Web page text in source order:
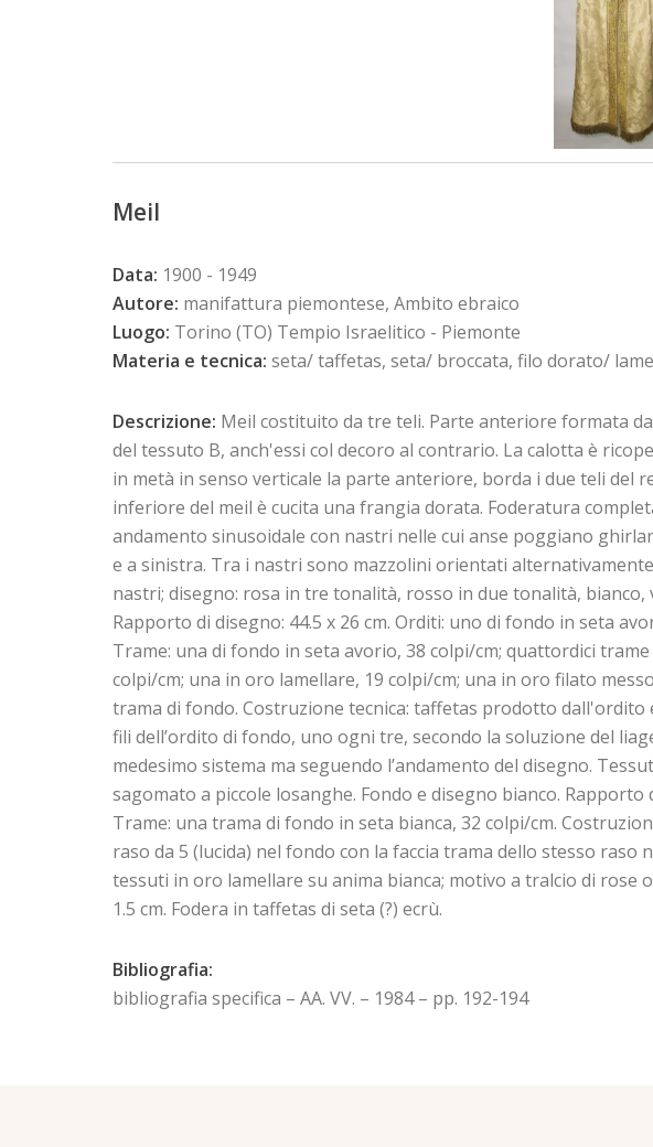
Meil
Data: 1900 - 1949
Autore: manifattura piemontese, Ambito ebraico
Luogo: Torino (TO) Tempio Israelitico - Piemonte
Materia e tecnica: seta/ taffetas, seta/ broccata, filo dorato/
Descrizione: Meil costituito da tre teli. Parte anteriore formata
del tessuto B, anch'essi col decoro al contrario. La calotta è
in metà in senso verticale la parte anteriore, borda i due teli del
inferiore del meil è cucita una frangia dorata. Foderatura
andamento sinusoidale con nastri nelle cui anse poggiano
e a sinistra. Tra i nastri sono mazzolini orientati
nastri; disegno: rosa in tre tonalità, rosso in due tonalità,
Rapporto di disegno: 44.5 x 26 cm. Orditi: uno di fondo in seta
Trame: una di fondo in seta avorio, 38 colpi/cm; quattordici
colpi/cm; una in oro lamellare, 19 colpi/cm; una in oro filato
trama di fondo. Costruzione tecnica: taffetas prodotto
fili dell’ordito di fondo, uno ogni tre, secondo la soluzione del
medesimo sistema ma seguendo l’andamento del disegno.
sagomato a piccole losanghe. Fondo e disegno bianco.
Trame: una trama di fondo in seta bianca, 32 colpi/cm.
raso da 5 (lucida) nel fondo con la faccia trama dello stesso raso
tessuti in oro lamellare su anima bianca; motivo a tralcio di
1.5 cm. Fodera in taffetas di seta (?) ecrù.
Bibliografia:
bibliografia specifica – AA. VV. – 1984 – pp. 192-194